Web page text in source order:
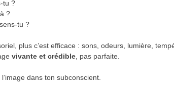
tu ?
?
tu ?
plus c’est efficace : sons, odeurs, lumière,
vivante et crédible , pas parfaite.
dans ton subconscient.